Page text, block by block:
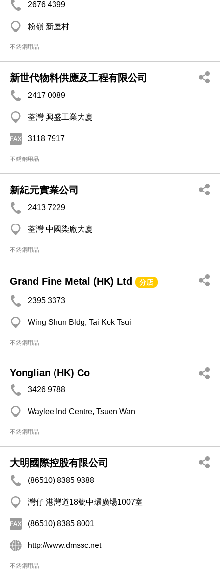
2676 4399
粉嶺 新屋村
不銹鋼用品
新世代物料供應及工程有限公司
2417 0089
荃灣 興盛工業大廈
3118 7917
不銹鋼用品
新紀元實業公司
2413 7229
荃灣 中國染廠大廈
不銹鋼用品
Grand Fine Metal (HK) Ltd 分店
2395 3373
Wing Shun Bldg, Tai Kok Tsui
不銹鋼用品
Yonglian (HK) Co
3426 9788
Waylee Ind Centre, Tsuen Wan
不銹鋼用品
大明國際控股有限公司
(86510) 8385 9388
灣仔 港灣道18號中環廣場1007室
(86510) 8385 8001
http://www.dmssc.net
不銹鋼用品